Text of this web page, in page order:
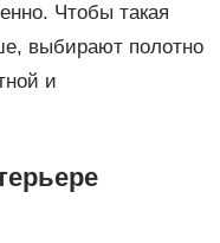
Чтобы такая
выбирают полотно
и